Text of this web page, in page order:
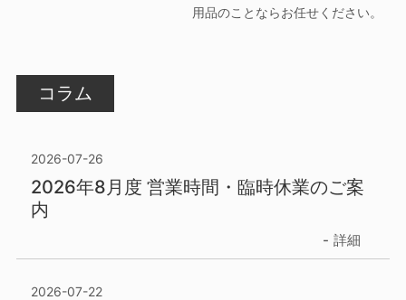
用品のことならお任せください。
コラム
2026-07-26
2026年8月度 営業時間・臨時休業のご案
内
詳細
2026-07-22